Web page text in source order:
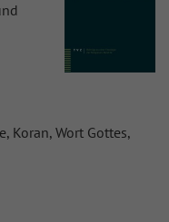
Koran, Wort Gottes,